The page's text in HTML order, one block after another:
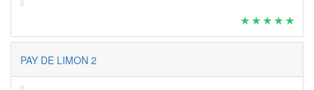
PAY DE LIMON 2